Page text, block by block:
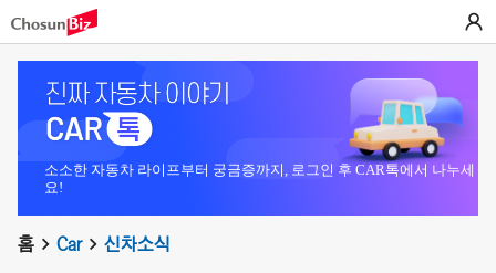
소소한 자동차 라이프부터 궁금증까지, 로그인 후 CAR톡에서 나누세
요!
홈 Car 신차소식